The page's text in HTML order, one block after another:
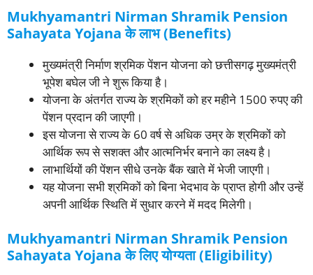
Mukhyamantri Nirman Shramik Pension
Sahayata Yojana के लाभ (Benefits)
मुख्यमंत्री निर्माण श्रमिक पेंशन योजना को छत्तीसगढ़ मुख्यमंत्री
भूपेश बघेल जी ने शुरू किया है।
योजना के अंतर्गत राज्य के श्रमिकों को हर महीने 1500 रुपए की
पेंशन प्रदान की जाएगी।
इस योजना से राज्य के 60 वर्ष से अधिक उम्र के श्रमिकों को
आर्थिक रूप से सशक्त और आत्मनिर्भर बनाने का लक्ष्य है।
लाभार्थियों की पेंशन सीधे उनके बैंक खाते में भेजी जाएगी।
यह योजना सभी श्रमिकों को बिना भेदभाव के प्राप्त होगी और उन्हें
अपनी आर्थिक स्थिति में सुधार करने में मदद मिलेगी।
Mukhyamantri Nirman Shramik Pension
Sahayata Yojana के लिए योग्यता (Eligibility)